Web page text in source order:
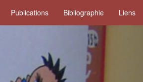
Publications Bibliographie Liens